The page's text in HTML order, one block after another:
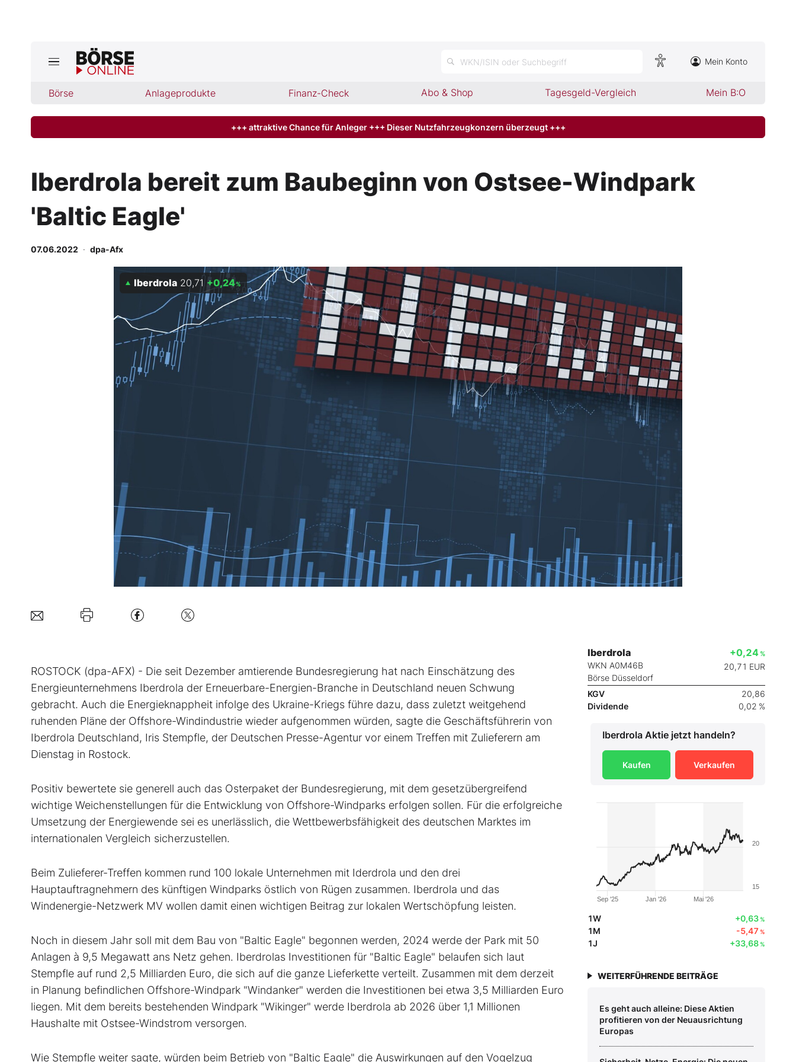
WKN/ISIN oder Suchbegriff Mein Konto
Börse Anlageprodukte Finanz-Check Abo & Shop Tagesgeld-Vergleich Mein B:O
Jetzt aktuelle Ausgabe BÖRSE ONLINE lesen
Finanz-Check
Abo & Shop
BO-Musterdepots
Experten
Mein B:O
Mein Konto
+++ attraktive Chance für Anleger +++ Dieser Nutzfahrzeugkonzern überzeugt +++
Iberdrola bereit zum Baubeginn von Ostsee-Windpark
'Baltic Eagle'
07.06.2022 · dpa-Afx
Iberdrola 20,71 +0,24%
ROSTOCK (dpa-AFX) - Die seit Dezember amtierende Bundesregierung hat nach Einschätzung des
Energieunternehmens Iberdrola der Erneuerbare-Energien-Branche in Deutschland neuen Schwung
gebracht. Auch die Energieknappheit infolge des Ukraine-Kriegs führe dazu, dass zuletzt weitgehend
ruhenden Pläne der Offshore-Windindustrie wieder aufgenommen würden, sagte die Geschäftsführerin von
Iberdrola Deutschland, Iris Stempfle, der Deutschen Presse-Agentur vor einem Treffen mit Zulieferern am
Dienstag in Rostock.
Positiv bewertete sie generell auch das Osterpaket der Bundesregierung, mit dem gesetzübergreifend
wichtige Weichenstellungen für die Entwicklung von Offshore-Windparks erfolgen sollen. Für die erfolgreiche
Umsetzung der Energiewende sei es unerlässlich, die Wettbewerbsfähigkeit des deutschen Marktes im
internationalen Vergleich sicherzustellen.
Beim Zulieferer-Treffen kommen rund 100 lokale Unternehmen mit Iderdrola und den drei
Hauptauftragnehmern des künftigen Windparks östlich von Rügen zusammen. Iberdrola und das
Windenergie-Netzwerk MV wollen damit einen wichtigen Beitrag zur lokalen Wertschöpfung leisten.
Noch in diesem Jahr soll mit dem Bau von "Baltic Eagle" begonnen werden, 2024 werde der Park mit 50
Anlagen à 9,5 Megawatt ans Netz gehen. Iberdrolas Investitionen für "Baltic Eagle" belaufen sich laut
Stempfle auf rund 2,5 Milliarden Euro, die sich auf die ganze Lieferkette verteilt. Zusammen mit dem derzeit
in Planung befindlichen Offshore-Windpark "Windanker" werden die Investitionen bei etwa 3,5 Milliarden Euro
liegen. Mit dem bereits bestehenden Windpark "Wikinger" werde Iberdrola ab 2026 über 1,1 Millionen
Haushalte mit Ostsee-Windstrom versorgen.
Wie Stempfle weiter sagte, würden beim Betrieb von "Baltic Eagle" die Auswirkungen auf den Vogelzug
Iberdrola
WKN A0M46B
Börse Düsseldorf
+0,24 %
20,71 EUR
KGV
20,86
Dividende
0,02 %
Iberdrola Aktie jetzt handeln?
Kaufen Verkaufen
Jan '26
Sep '25 Mai '26
15
20
1W +0,63%
1M -5,47 %
1J +33,68%
WEITERFÜHRENDE BEITRÄGE
Es geht auch alleine: Diese Aktien
profitieren von der Neuausrichtung
Europas